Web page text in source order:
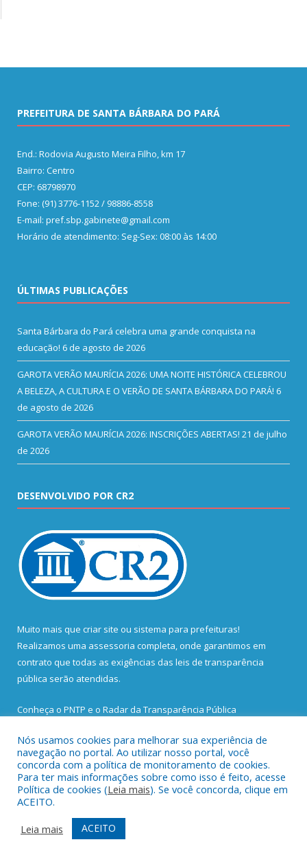
PREFEITURA DE SANTA BÁRBARA DO PARÁ
End.: Rodovia Augusto Meira Filho, km 17
Bairro: Centro
CEP: 68798970
Fone: (91) 3776-1152 / 98886-8558
E-mail: pref.sbp.gabinete@gmail.com
Horário de atendimento: Seg-Sex: 08:00 às 14:00
ÚLTIMAS PUBLICAÇÕES
Santa Bárbara do Pará celebra uma grande conquista na
educação! 6 de agosto de 2026
GAROTA VERÃO MAURÍCIA 2026: UMA NOITE HISTÓRICA CELEBROU
A BELEZA, A CULTURA E O VERÃO DE SANTA BÁRBARA DO PARÁ! 6
de agosto de 2026
GAROTA VERÃO MAURÍCIA 2026: INSCRIÇÕES ABERTAS! 21 de julho
de 2026
DESENVOLVIDO POR CR2
Muito mais que criar site ou sistema para prefeituras!
Realizamos uma assessoria completa, onde garantimos em
contrato que todas as exigências das leis de transparência
pública serão atendidas.
Conheça o PNTP e o Radar da Transparência Pública
Todos os direitos reservados a Prefeitura Municipal de Santa
Bárbara do Pará.
Mapa do Site
Acessar Área Administrativa
Acessar Webmail
Nós usamos cookies para melhorar sua experiência de
navegação no portal. Ao utilizar nosso portal, você
concorda com a política de monitoramento de cookies.
Para ter mais informações sobre como isso é feito, acesse
Política de cookies (Leia mais). Se você concorda, clique em
ACEITO.
Leia mais
ACEITO